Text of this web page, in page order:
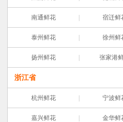
南通鲜花 宿迁鲜
泰州鲜花 徐州鲜
扬州鲜花 张家港
浙江省
杭州鲜花 宁波鲜
嘉兴鲜花 金华鲜